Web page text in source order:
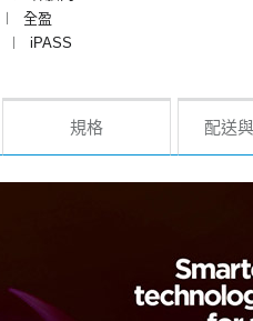
︱
全盈
︱
iPASS
規格 配送